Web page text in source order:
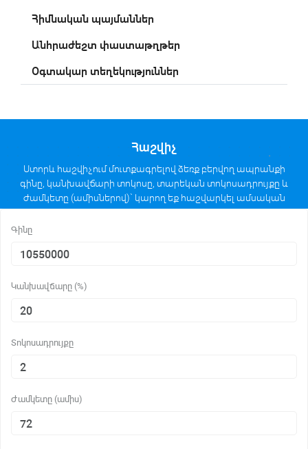
Հիմնական պայմաններ
Անհրաժեշտ փաստաթղթեր
Օգտակար տեղեկություններ
Հաշվիչ
Ստորև հաշվիչում մուտքագրելով ձեռք բերվող ապրանքի
գինը, կանխավճարի տոկոսը, տարեկան տոկոսադրույքը և
ժամկետը (ամիսներով)` կարող եք հաշվարկել ամսական
մարումների մեծությունը անուիտետային հաշվարկի
Գինը
Կանխավճարը (%)
Տոկոսադրույքը
Ժամկետը (ամիս)